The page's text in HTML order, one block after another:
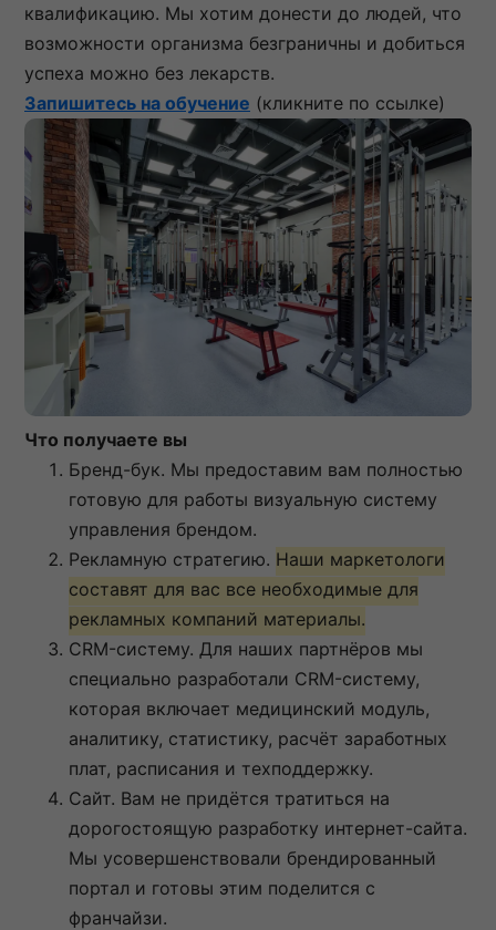
квалификацию. Мы хотим донести до людей, что
возможности организма безграничны и добиться
успеха можно без лекарств.
Запишитесь на обучение (кликните по ссылке)
Что получаете вы
Бренд-бук. Мы предоставим вам полностью
готовую для работы визуальную систему
управления брендом.
Рекламную стратегию. Наши маркетологи
составят для вас все необходимые для
рекламных компаний материалы.
CRM-систему. Для наших партнёров мы
специально разработали CRM-систему,
которая включает медицинский модуль,
аналитику, статистику, расчёт заработных
плат, расписания и техподдержку.
Сайт. Вам не придётся тратиться на
дорогостоящую разработку интернет-сайта.
Мы усовершенствовали брендированный
портал и готовы этим поделится с
франчайзи.